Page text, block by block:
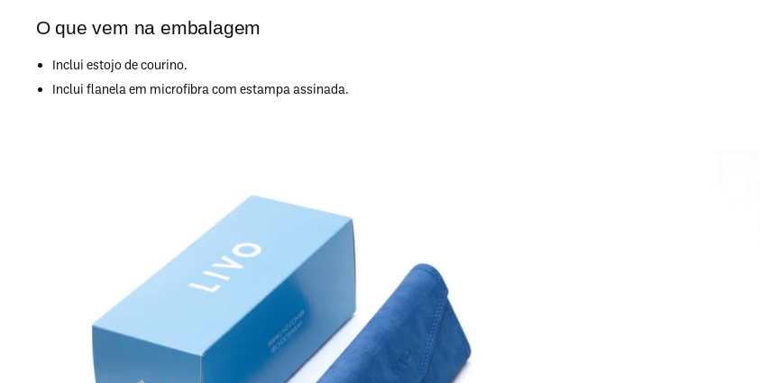
O que vem na embalagem
Inclui estojo de courino.
Inclui flanela em microfibra com estampa assinada.